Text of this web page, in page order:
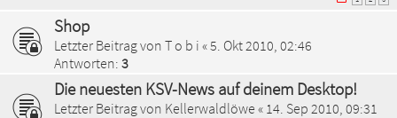
Shop
Letzter Beitrag von T o b i «5. Okt 2010, 02:46
Antworten: 3
Die neuesten KSV-News auf deinem Desktop!
Letzter Beitrag von Kellerwaldlöwe « 14. Sep 2010, 09:31